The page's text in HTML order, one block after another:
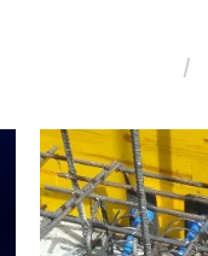
MONO TREFOLO